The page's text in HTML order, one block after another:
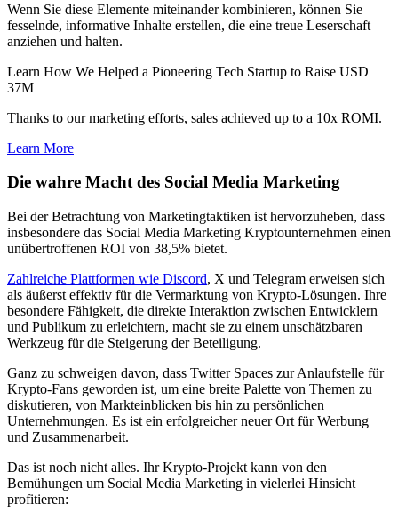
Wenn Sie diese Elemente miteinander kombinieren, können Sie
fesselnde, informative Inhalte erstellen, die eine treue Leserschaft
anziehen und halten.
Learn How We Helped a Pioneering Tech Startup to Raise USD
37M
Thanks to our marketing efforts, sales achieved up to a 10x ROMI.
Learn More
Die wahre Macht des Social Media Marketing
Bei der Betrachtung von Marketingtaktiken ist hervorzuheben, dass
insbesondere das Social Media Marketing Kryptounternehmen einen
unübertroffenen ROI von 38,5% bietet.
Zahlreiche Plattformen wie Discord, X und Telegram erweisen sich
als äußerst effektiv für die Vermarktung von Krypto-Lösungen. Ihre
besondere Fähigkeit, die direkte Interaktion zwischen Entwicklern
und Publikum zu erleichtern, macht sie zu einem unschätzbaren
Werkzeug für die Steigerung der Beteiligung.
Ganz zu schweigen davon, dass Twitter Spaces zur Anlaufstelle für
Krypto-Fans geworden ist, um eine breite Palette von Themen zu
diskutieren, von Markteinblicken bis hin zu persönlichen
Unternehmungen. Es ist ein erfolgreicher neuer Ort für Werbung
und Zusammenarbeit.
Das ist noch nicht alles. Ihr Krypto-Projekt kann von den
Bemühungen um Social Media Marketing in vielerlei Hinsicht
profitieren: